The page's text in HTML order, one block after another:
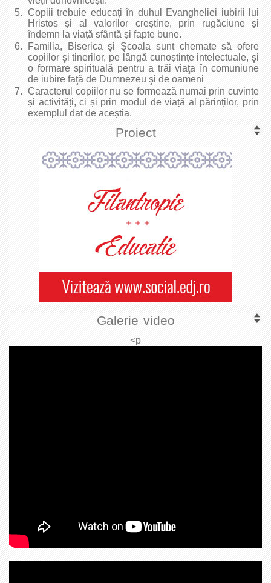
Copiii trebuie educați în duhul Evangheliei iubirii lui
Hristos și al valorilor creștine, prin rugăciune și
îndemn la viață sfântă și fapte bune.
Familia, Biserica şi Şcoala sunt chemate să ofere
copiilor şi tinerilor, pe lângă cunoștințe intelectuale, şi
o formare spirituală pentru a trăi viaţa în comuniune
de iubire faţă de Dumnezeu şi de oameni
Caracterul copiilor nu se formează numai prin cuvinte
și activități, ci și prin modul de viață al părinților, prin
exemplul dat de aceștia.
Proiect
Galerie video
<p